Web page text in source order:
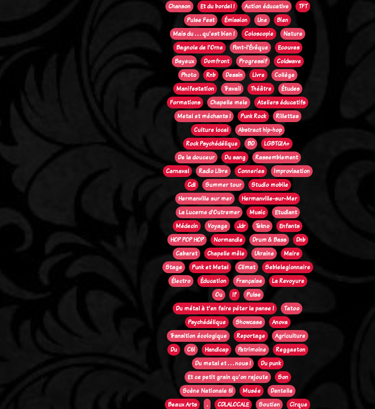
Chanson
Et du bordel ! Action éducative
TFT
Pulse Fest
Émission Une
Bien
Mais du . . . qu'est bien !
Coloscopie
Nature
Bagnole de l'Orne
Pont-l'Évêque
Ecouves
Bayeux
Domfront Progressif
Coldwave
Photo
Rnb Dessin Livre
Collège
Manifestation
Travail Théâtre
Études
Formations
Chapelle mele
Ateliers éducatifs
Metal et méchants !
Punk Rock
Rillettes
Culture local
Abstract hip-hop
Rock Psychédélique
BD
LGBTQIA+
De la douceur
Du sang
Rassemblement
Carnaval
Radio Libre Conneries
Improvisation
Cdl
Summer tour
Studio mobile
Hermanville sur mer
Hermanville-sur-Mer
La Lucerne d'Outremer
Music
Etudiant
Médecin
Voyage Jdr Tekno
Enfants
HOP POP HOP
Normandie Drum & Bass
Dnb
Cabaret
Chapelle mêle Ukraine
Maire
Stage
Punk et Metal Climat
Seblelegionnaire
Électro
Éducation Française
La Revoyure
Ou
!?
Pulse
Du métal à t'en faire péter la panse !
Tatoo
Psychédélique
Showcase
Anova
Transition écologique
Reportage
Agriculture
Du
C61 Handicap Patrimoine
Reggaeton
Du metal et . . . nous !
Du punk
Et ce petit grain qu'on rajoute
Son
Scène Nationale 61
Musée
Dentelle
Beaux Arts
. CDLALOCALE Soutien
Cirque